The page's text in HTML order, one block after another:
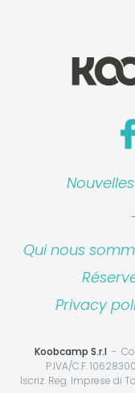
Nouvelles
Qui nous
Privacy
Koobcamp S.r.l
P.IVA/C.F.
Iscriz. Reg. Imprese di